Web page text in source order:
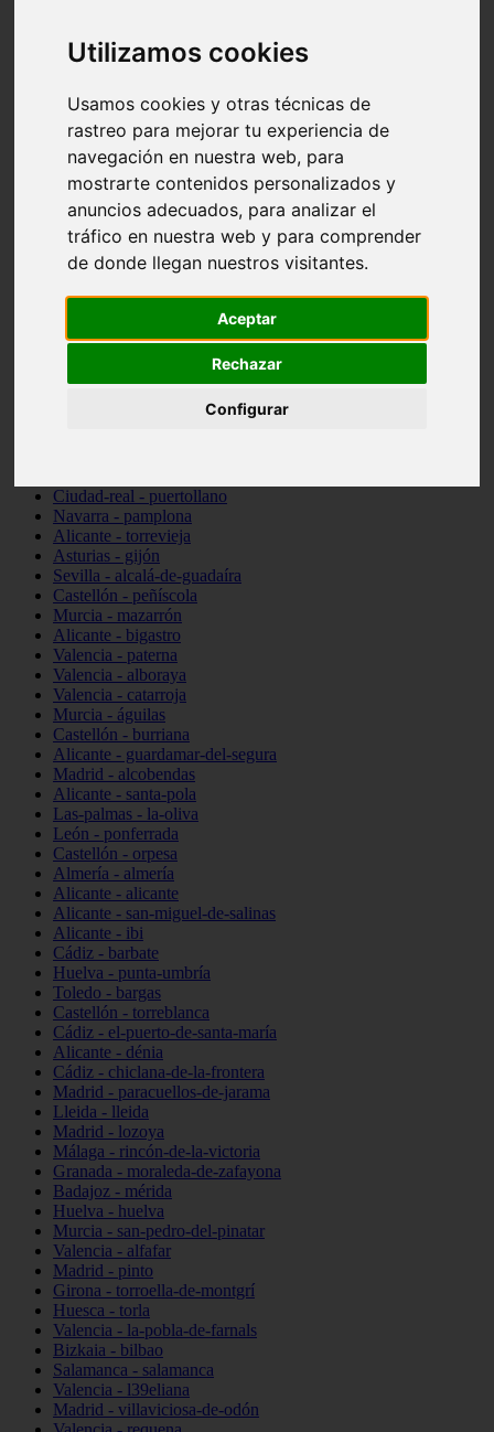
Utilizamos cookies
Usamos cookies y otras técnicas de
rastreo para mejorar tu experiencia de
navegación en nuestra web, para
mostrarte contenidos personalizados y
anuncios adecuados, para analizar el
tráfico en nuestra web y para comprender
de donde llegan nuestros visitantes.
Aceptar
Rechazar
Configurar
Valencia - chiva
Murcia - calasparra
Valencia - sagunt
Asturias - ribadesella
Castellón - benicàssim
Alicante - el-campello
Cádiz - rota
Madrid - las-rozas-de-madrid
Ciudad-real - ciudad-real
Madrid - tres-cantos
Las-palmas - yaiza
Alicante - elx
Ciudad-real - puertollano
Navarra - pamplona
Alicante - torrevieja
Asturias - gijón
Sevilla - alcalá-de-guadaíra
Castellón - peñíscola
Murcia - mazarrón
Alicante - bigastro
Valencia - paterna
Valencia - alboraya
Valencia - catarroja
Murcia - águilas
Castellón - burriana
Alicante - guardamar-del-segura
Madrid - alcobendas
Alicante - santa-pola
Las-palmas - la-oliva
León - ponferrada
Castellón - orpesa
Almería - almería
Alicante - alicante
Alicante - san-miguel-de-salinas
Alicante - ibi
Cádiz - barbate
Huelva - punta-umbría
Toledo - bargas
Castellón - torreblanca
Cádiz - el-puerto-de-santa-maría
Alicante - dénia
Cádiz - chiclana-de-la-frontera
Madrid - paracuellos-de-jarama
Lleida - lleida
Madrid - lozoya
Málaga - rincón-de-la-victoria
Granada - moraleda-de-zafayona
Badajoz - mérida
Huelva - huelva
Murcia - san-pedro-del-pinatar
Valencia - alfafar
Madrid - pinto
Girona - torroella-de-montgrí
Huesca - torla
Valencia - la-pobla-de-farnals
Bizkaia - bilbao
Salamanca - salamanca
Valencia - l39eliana
Madrid - villaviciosa-de-odón